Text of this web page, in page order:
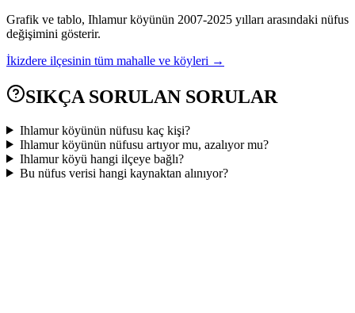
Grafik ve tablo, Ihlamurköyünün 2007-2025 yılları arasındaki nüfus
değişimini gösterir.
İkizdere ilçesinin tüm mahalle ve köyleri →
SIKÇA SORULAN SORULAR
Ihlamur köyünün nüfusu kaç kişi?
Ihlamur köyünün nüfusu artıyor mu, azalıyor mu?
Ihlamur köyü hangi ilçeye bağlı?
Bu nüfus verisi hangi kaynaktan alınıyor?